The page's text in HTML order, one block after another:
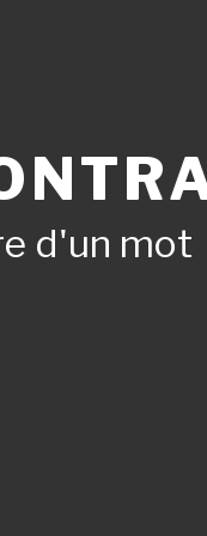
d'un mot